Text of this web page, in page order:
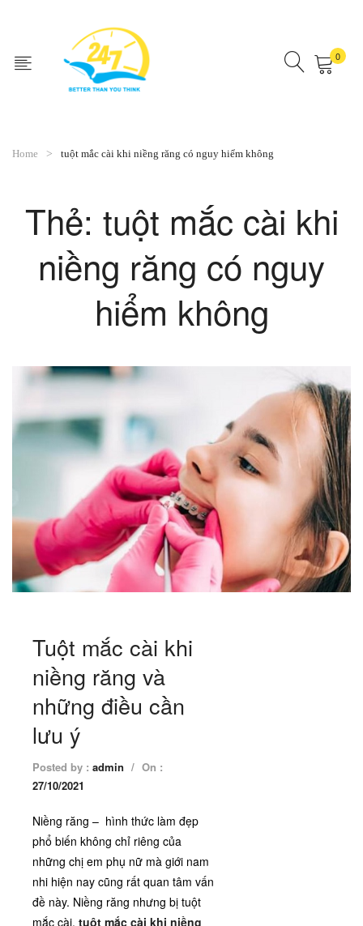
0
Home tuột mắc cài khi niềng răng có nguy hiểm không
Thẻ: tuột mắc cài khi
niềng răng có nguy
hiểm không
Tuột mắc cài khi
niềng răng và
những điều cần
lưu ý
Posted by : admin / On :
27/10/2021
Niềng răng – hình thức làm đẹp
phổ biến không chỉ riêng của
những chị em phụ nữ mà giới nam
nhi hiện nay cũng rất quan tâm vấn
đề này. Niềng răng nhưng bị tuột
mắc cài, tuột mắc cài khi niềng